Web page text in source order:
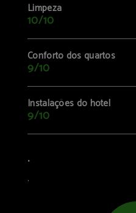
Limpeza
10/10
Conforto dos quartos
9/10
Instalações do hotel
9/10
.
.